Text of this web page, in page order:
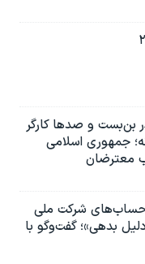
بن‌بست و صدها کارگر
جمهوری اسلامی
معترضان
شرکت ملی
بدهی»؛ گفت‌و‌گو با